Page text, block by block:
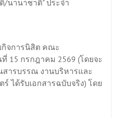
/นานาชาติ" ประจำ
กิจการนิสิต คณะ
15 กรกฎาคม 2569 (โดยจะ
ารบรรณ งานบริหารและ
ได้รับเอกสารฉบับจริง) โดย